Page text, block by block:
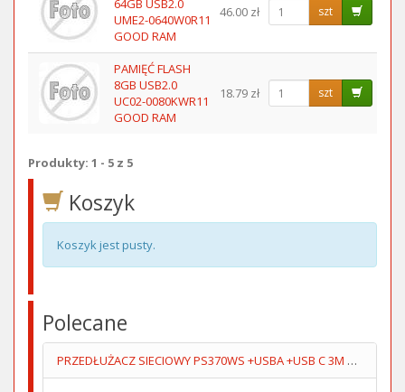
64GB USB2.0
UME2-0640W0R11
GOOD RAM
46.00 zł szt
PAMIĘĆ FLASH
8GB USB2.0
UC02-0080KWR11
GOOD RAM
18.79 zł szt
Produkty: 1 - 5 z 5
Koszyk
Koszyk jest pusty.
Polecane
PRZEDŁUŻACZ SIECIOWY PS370WS +USBA +USB C 3M 5V/2.4A